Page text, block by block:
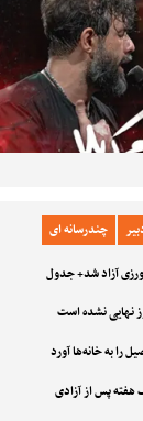
چندرسانه ای
نهایی نشده است
را به خانه‌ها آورد
پس از آزادی